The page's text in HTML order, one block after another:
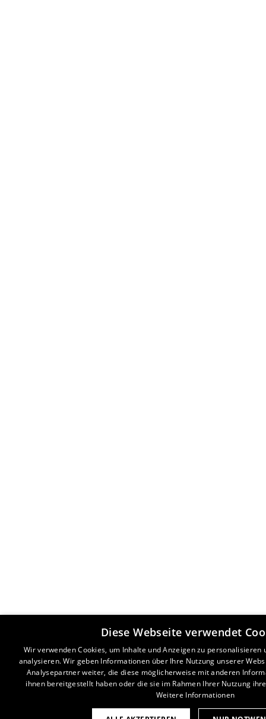
Diese Webseite verwendet
Wir verwenden Cookies, um Inhalte und Anzeigen zu
analysieren. Wir geben Informationen über Ihre Nutzung unserer
Analysepartner weiter, die diese möglicherweise mit anderen
ihnen bereitgestellt haben oder die sie im Rahmen Ihrer Nutzung
Weitere Informationen